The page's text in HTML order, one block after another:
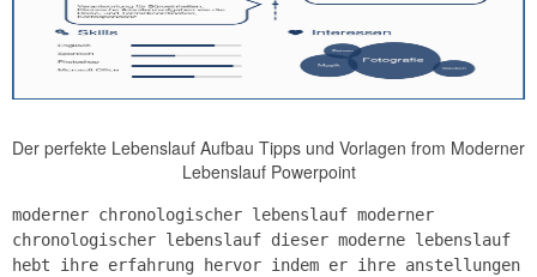
Der perfekte Lebenslauf Aufbau Tipps und Vorlagen from Moderner
Lebenslauf Powerpoint
moderner chronologischer lebenslauf moderner
chronologischer lebenslauf dieser moderne lebenslauf
hebt ihre erfahrung hervor indem er ihre anstellungen